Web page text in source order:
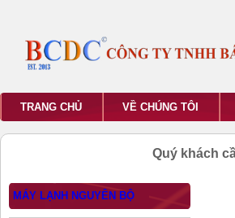
TRANG CHỦ VỀ CHÚNG TÔI
Quý khách
MÁY LẠNH NGUYÊN BỘ